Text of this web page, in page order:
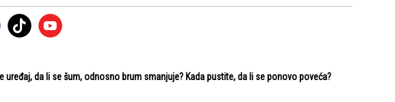
uređaj, da li se šum, odnosno brum smanjuje? Kada pustite, da li se ponovo poveća?